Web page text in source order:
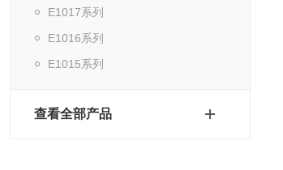
E1017系列
E1016系列
E1015系列
查看全部产品